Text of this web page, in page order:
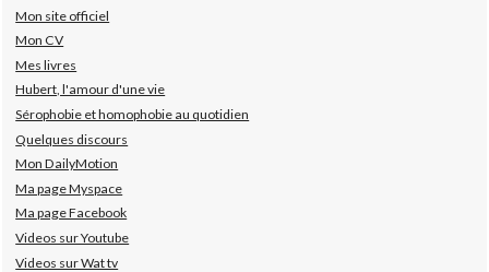
Mon site officiel
Mon CV
Mes livres
Hubert, l'amour d'une vie
Sérophobie et homophobie au quotidien
Quelques discours
Mon DailyMotion
Ma page Myspace
Ma page Facebook
Videos sur Youtube
Videos sur Wat tv